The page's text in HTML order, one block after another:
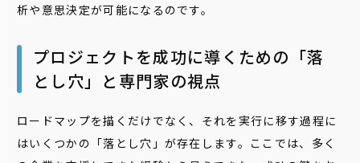
析や意思決定が可能になるのです。
プロジェクトを成功に導くための「落
とし穴」と専門家の視点
ロードマップを描くだけでなく、それを実行に移す過程に
はいくつかの「落とし穴」が存在します。ここでは、多く